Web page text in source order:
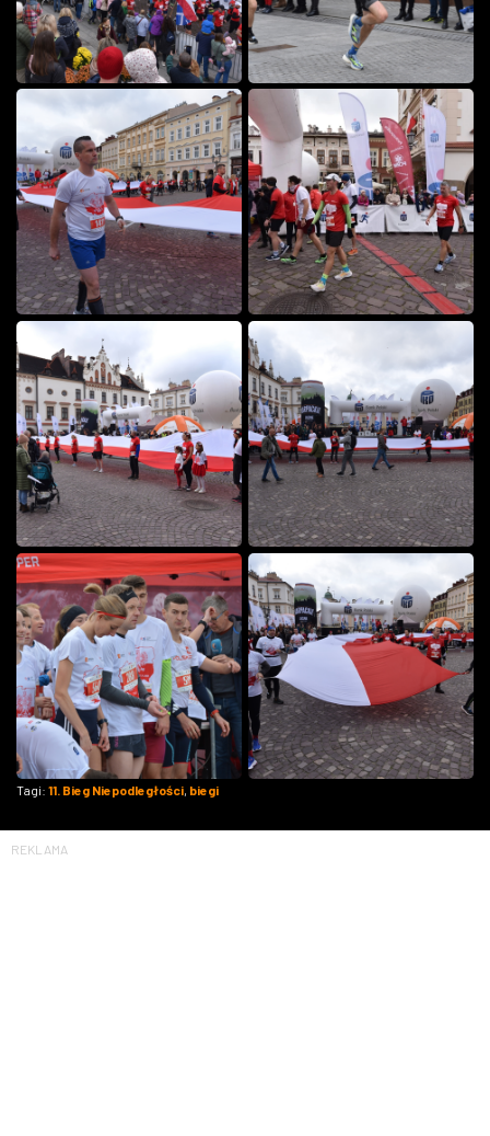
Tagi: 11. Bieg Niepodległości, biegi
REKLAMA